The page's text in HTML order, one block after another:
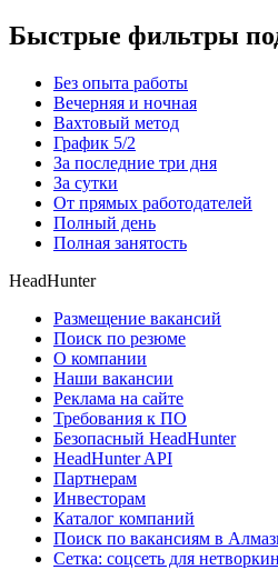
Быстрые фильтры
Без опыта работы
Вечерняя и ночная
Вахтовый метод
График 5/2
За последние три дня
За сутки
От прямых работодателей
Полный день
Полная занятость
HeadHunter
Размещение вакансий
Поиск по резюме
О компании
Наши вакансии
Реклама на сайте
Требования к ПО
Безопасный HeadHunter
HeadHunter API
Партнерам
Инвесторам
Каталог компаний
Поиск по вакансиям в
Сетка: соцсеть для